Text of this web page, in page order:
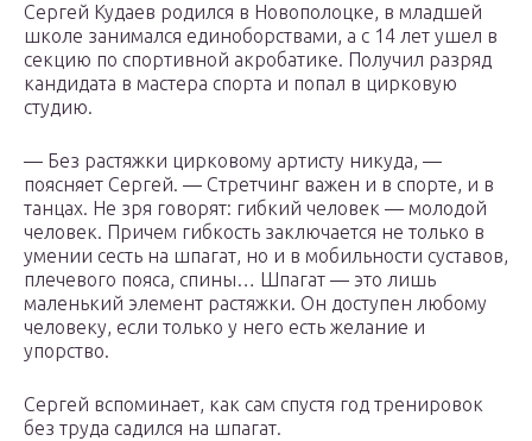
Сергей Кудаев родился в Новополоцке, в младшей
школе занимался единоборствами, а с 14 лет ушел в
секцию по спортивной акробатике. Получил разряд
кандидата в мастера спорта и попал в цирковую
студию.
— Без растяжки цирковому артисту никуда, —
поясняет Сергей. — Стретчинг важен и в спорте, и в
танцах. Не зря говорят: гибкий человек — молодой
человек. Причем гибкость заключается не только в
умении сесть на шпагат, но и в мобильности суставов,
плечевого пояса, спины… Шпагат — это лишь
маленький элемент растяжки. Он доступен любому
человеку, если только у него есть желание и
упорство.
Сергей вспоминает, как сам спустя год тренировок
без труда садился на шпагат.